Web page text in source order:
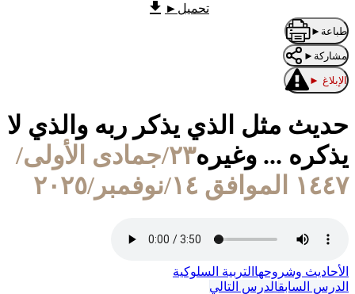
تحميل ►
طباعة ►
مشاركة ►
الإبلاغ ►
حديث مثل الذي يذكر ربه والذي لا
يذكره ... وغيره
٢٣/جمادى الأولى/
١٤٤٧ الموافق ١٤/نوفمبر/٢٠٢٥
الأحاديث وشروحها التربية السلوكية
الدرس السابقالدرس التالي